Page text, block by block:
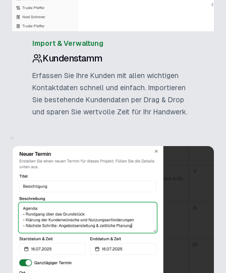
Import & Verwaltung
Kundenstamm
Erfassen Sie Ihre Kunden mit allen wichtigen
Kontaktdaten schnell und einfach. Importieren
Sie bestehende Kundendaten per Drag & Drop
und sparen Sie wertvolle Zeit für Ihr Handwerk.